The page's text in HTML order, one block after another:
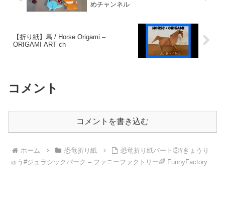
めチャンネル
【折り紙】馬 / Horse Origami –
ORIGAMI ART ch
コメント
コメントを書き込む
ホーム 恐竜折り紙
恐竜折り紙パート②#きょうり
ゅう#ジュラシックパーク – ファニーファクトリー🌈 FunnyFactory